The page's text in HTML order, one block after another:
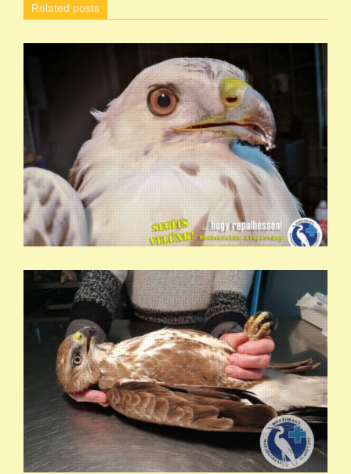
Related posts